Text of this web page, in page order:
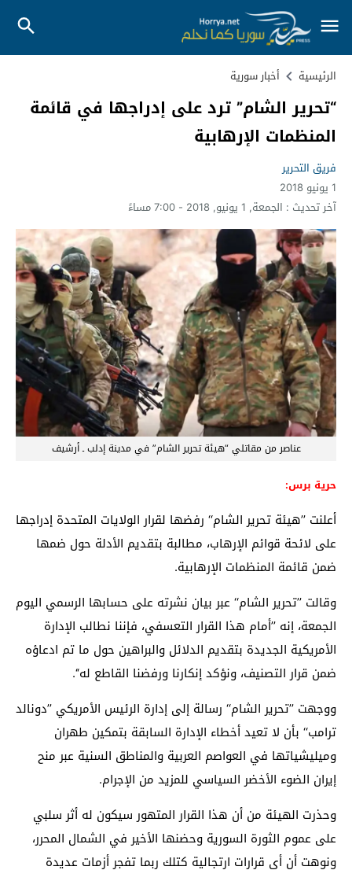
الرئيسية أخبار سورية
“تحرير الشام” ترد على إدراجها في قائمة
المنظمات الإرهابية
فريق التحرير
1 يونيو 2018
آخر تحديث : الجمعة, 1 يونيو, 2018 - 7:00 مساءً
عناصر من مقاتلي “هيئة تحرير الشام” في مدينة إدلب ـ أرشيف
حرية برس:
أعلنت ’’هيئة تحرير الشام‘‘ رفضها لقرار الولايات المتحدة إدراجها
على لائحة قوائم الإرهاب، مطالبة بتقديم الأدلة حول ضمها
ضمن قائمة المنظمات الإرهابية.
وقالت ’’تحرير الشام‘‘ عبر بيان نشرته على حسابها الرسمي اليوم
الجمعة، إنه ’’أمام هذا القرار التعسفي، فإننا نطالب الإدارة
الأمريكية الجديدة بتقديم الدلائل والبراهين حول ما تم ادعاؤه
ضمن قرار التصنيف، ونؤكد إنكارنا ورفضنا القاطع له‘‘.
ووجهت ’’تحرير الشام‘‘ رسالة إلى إدارة الرئيس الأمريكي ’’دونالد
ترامب‘‘ بأن لا تعيد أخطاء الإدارة السابقة بتمكين طهران
وميليشياتها في العواصم العربية والمناطق السنية عبر منح
إيران الضوء الأخضر السياسي للمزيد من الإجرام.
وحذرت الهيئة من أن هذا القرار المتهور سيكون له أثر سلبي
على عموم الثورة السورية وحضنها الأخير في الشمال المحرر،
ونوهت أن أي قرارات ارتجالية كتلك ربما تفجر أزمات عديدة